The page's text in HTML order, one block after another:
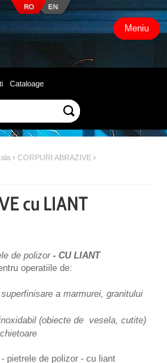
RO EN
Meniu
Cataloage
› CORPURI ABRAZIVE ›
cu LIANT
de polizor - CU LIANT
operatiile de:
a marmurei, granitului
(obiecte de vesela, cutite)
pietrele de polizor - cu liant